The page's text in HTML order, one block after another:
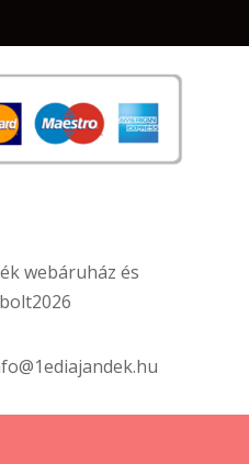
webáruház és
2026